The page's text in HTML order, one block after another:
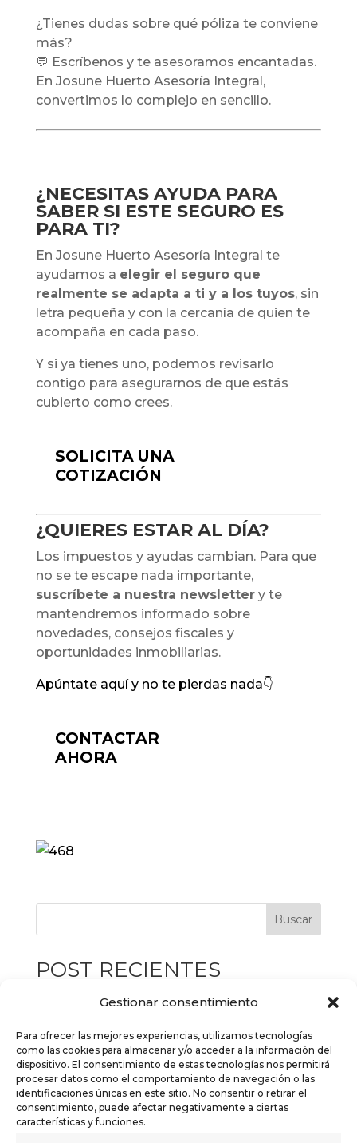
Gestionar consentimiento
Para ofrecer las mejores experiencias, utilizamos tecnologías
como las cookies para almacenar y/o acceder a la información del
dispositivo. El consentimiento de estas tecnologías nos permitirá
procesar datos como el comportamiento de navegación o las
identificaciones únicas en este sitio. No consentir o retirar el
consentimiento, puede afectar negativamente a ciertas
características y funciones.
¿Tienes dudas sobre qué póliza te conviene
más?
💬 Escríbenos y te asesoramos encantadas.
En Josune Huerto Asesoría Integral,
convertimos lo complejo en sencillo.
¿NECESITAS AYUDA PARA
SABER SI ESTE SEGURO ES
PARA TI?
En Josune Huerto Asesoría Integral te
ayudamos a elegir el seguro que
realmente se adapta a ti y a los tuyos, sin
letra pequeña y con la cercanía de quien te
acompaña en cada paso.
Y si ya tienes uno, podemos revisarlo
contigo para asegurarnos de que estás
cubierto como crees.
SOLICITA UNA
COTIZACIÓN
¿QUIERES ESTAR AL DÍA?
Los impuestos y ayudas cambian. Para que
no se te escape nada importante,
suscríbete a nuestra newslettery te
mantendremos informado sobre
novedades, consejos fiscales y
oportunidades inmobiliarias.
Apúntate aquí y no te pierdas nada👇
CONTACTAR
AHORA
Buscar
POST RECIENTES
Campaña de la Renta 2026: Este año, nos
EL REGISTRO DE LA PROPIEDAD: QUÉ ES Y
QUÉ HACE EL REGISTRADOR
EL REGISTRO DE LA PROPIEDAD: QUÉ ES Y
QUÉ HACE EL REGISTRADOR